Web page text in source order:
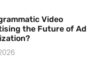
Video
the Future of Ad